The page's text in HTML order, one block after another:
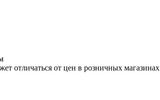
отличаться от цен в розничных магазинах